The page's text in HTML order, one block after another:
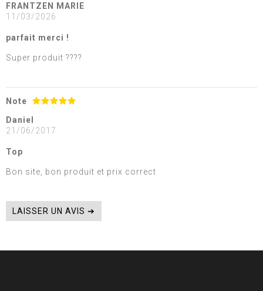
FRANTZEN MARIE
11/03/2026
parfait merci !
Super produit ????
Note
Daniel
21/06/2017
Top
Bon site, bon produit et prix correct
LAISSER UN AVIS ➔